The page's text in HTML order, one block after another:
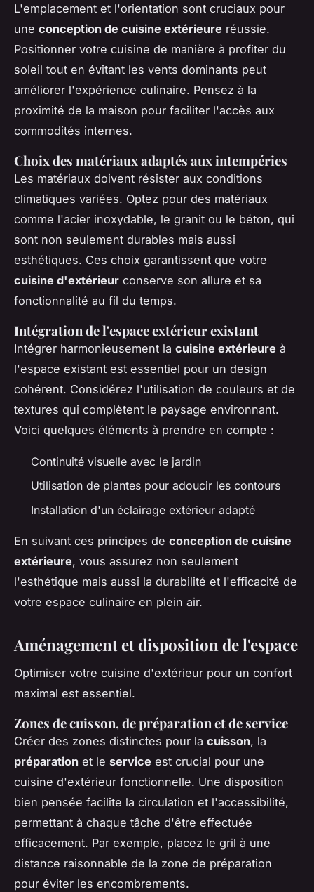
L'emplacement et l'orientation sont cruciaux pour
une conception de cuisine extérieure réussie.
Positionner votre cuisine de manière à profiter du
soleil tout en évitant les vents dominants peut
améliorer l'expérience culinaire. Pensez à la
proximité de la maison pour faciliter l'accès aux
commodités internes.
Choix des matériaux adaptés aux intempéries
Les matériaux doivent résister aux conditions
climatiques variées. Optez pour des matériaux
comme l'acier inoxydable, le granit ou le béton, qui
sont non seulement durables mais aussi
esthétiques. Ces choix garantissent que votre
cuisine d'extérieur conserve son allure et sa
fonctionnalité au fil du temps.
Intégration de l'espace extérieur existant
Intégrer harmonieusement la cuisine extérieure à
l'espace existant est essentiel pour un design
cohérent. Considérez l'utilisation de couleurs et de
textures qui complètent le paysage environnant.
Voici quelques éléments à prendre en compte :
Continuité visuelle avec le jardin
Utilisation de plantes pour adoucir les contours
Installation d'un éclairage extérieur adapté
En suivant ces principes de conception de cuisine
extérieure, vous assurez non seulement
l'esthétique mais aussi la durabilité et l'efficacité de
votre espace culinaire en plein air.
Aménagement et disposition de l'espace
Optimiser votre cuisine d'extérieur pour un confort
maximal est essentiel.
Zones de cuisson, de préparation et de service
Créer des zones distinctes pour la cuisson, la
préparation et le service est crucial pour une
cuisine d'extérieur fonctionnelle. Une disposition
bien pensée facilite la circulation et l'accessibilité,
permettant à chaque tâche d'être effectuée
efficacement. Par exemple, placez le gril à une
distance raisonnable de la zone de préparation
pour éviter les encombrements.